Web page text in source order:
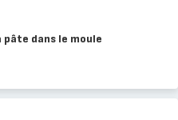
pâte dans le moule